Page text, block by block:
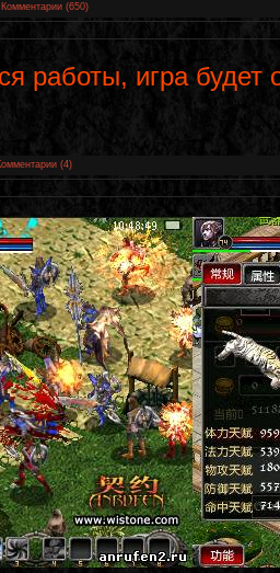
Комментарии (650)
работы, игра
(4)